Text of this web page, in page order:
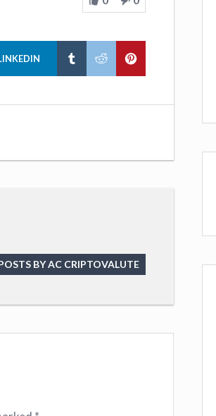
BY AC CRIPTOVALUTE